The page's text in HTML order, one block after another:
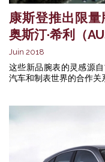
康斯登推出限
奥斯汀·希利（
Juin 2018
这些新品腕表的灵感源
汽车和制表世界的合作关